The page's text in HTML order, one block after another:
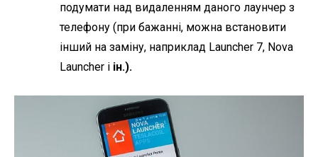
подумати над видаленням даного лаунчер з
телефону (при бажанні, можна встановити
інший на заміну, наприклад Launcher 7, Nova
Launcher і ін.).